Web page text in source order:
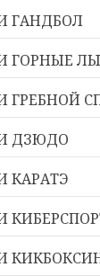
ГАНДБОЛ
ГОРНЫЕ
ГРЕБНОЙ
ДЗЮДО
КАРАТЭ